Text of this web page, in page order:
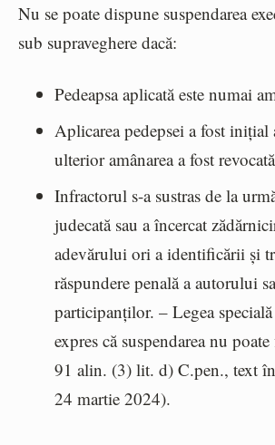
Nu se poate dispune suspendarea
sub supraveghere dacă:
Pedeapsa aplicată este numai
Aplicarea pedepsei a fost inițial
ulterior amânarea a fost
Infractorul s-a sustras de la
judecată sau a încercat
adevărului ori a identificării și
răspundere penală a autorului
participanților. – Legea
expres că suspendarea nu
91 alin. (3) lit. d) C.pen., text
24 martie 2024).